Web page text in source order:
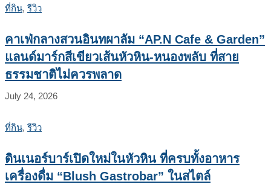
ที่กิน, รีวิว
คาเฟ่กลางสวนอินทผาลัม “AP.N Cafe & Garden”
แลนด์มาร์กสีเขียวเส้นหัวหิน-หนองพลับ ที่สาย
ธรรมชาติไม่ควรพลาด
July 24, 2026
ที่กิน, รีวิว
ดินเนอร์บาร์เปิดใหม่ในหัวหิน ที่ครบทั้งอาหาร
เครื่องดื่ม “Blush Gastrobar” ในสไตล์